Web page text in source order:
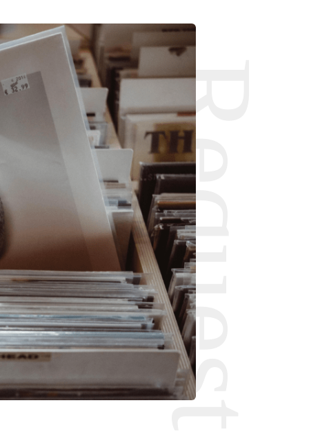
Request